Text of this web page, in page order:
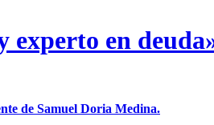
experto en
de Samuel Doria Medina.